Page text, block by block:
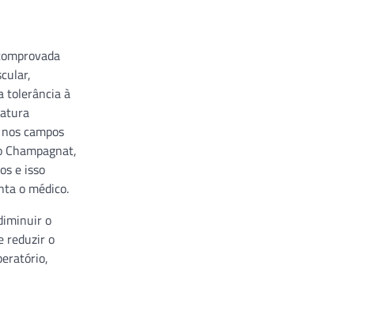
tolerância à
campos
Champagnat,
e isso
o médico.
o
reduzir o